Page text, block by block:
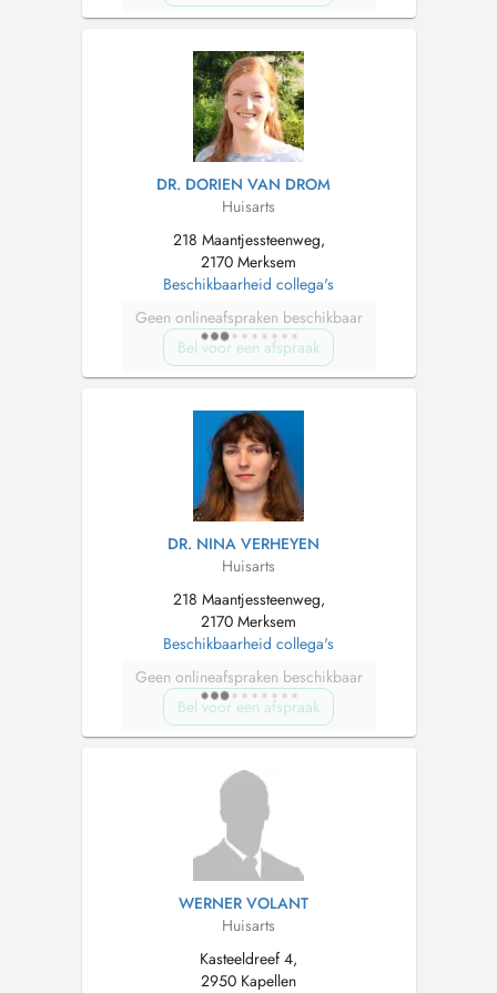
DR. DORIEN VAN DROM
Huisarts
218 Maantjessteenweg,
2170 Merksem
Beschikbaarheid collega's
Geen onlineafspraken beschikbaar
Bel voor een afspraak
DR. NINA VERHEYEN
Huisarts
218 Maantjessteenweg,
2170 Merksem
Beschikbaarheid collega's
Geen onlineafspraken beschikbaar
Bel voor een afspraak
WERNER VOLANT
Huisarts
Kasteeldreef 4,
2950 Kapellen